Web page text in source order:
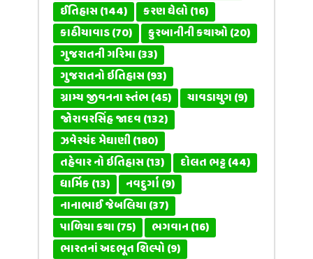
ઈતિહાસ(144) કરણ ઘેલો(16)
કાઠીયાવાડ(70) કુરબાનીની કથાઓ(20)
ગુજરાતની ગરિમા(33)
ગુજરાતનો ઇતિહાસ(93)
ગ્રામ્ય જીવનના સ્તંભ(45) ચાવડાયુગ(9)
જોરાવરસિંહ જાદવ(132)
ઝવેરચંદ મેઘાણી(180)
તહેવાર નો ઇતિહાસ(13) દોલત ભટ્ટ(44)
ધાર્મિક(13) નવદુર્ગા(9)
નાનાભાઈ જેબલિયા(37)
પાળિયા કથા(75) ભગવાન(16)
ભારતનાં અદભૂત શિલ્પો(9)